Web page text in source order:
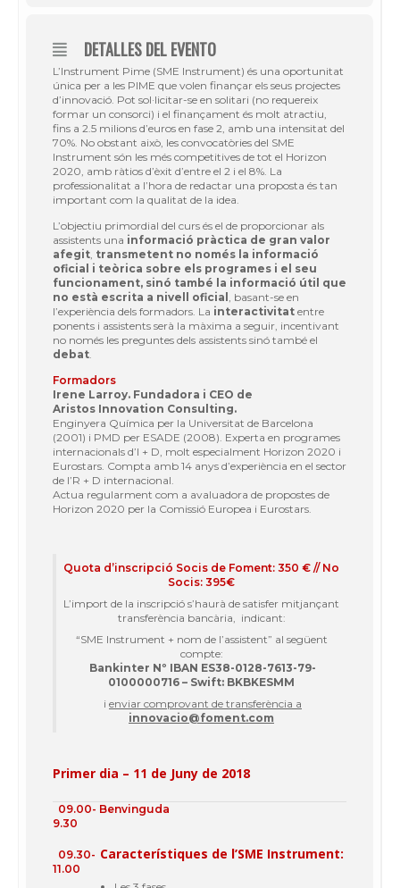
DETALLES DEL EVENTO
L’Instrument Pime (SME Instrument) és una oportunitat
única per a les PIME que volen finançar els seus projectes
d’innovació. Pot sol·licitar-se en solitari (no requereix
formar un consorci) i el finançament és molt atractiu,
fins a 2.5 milions d’euros en fase 2, amb una intensitat del
70%. No obstant això, les convocatòries del SME
Instrument són les més competitives de tot el Horizon
2020, amb ràtios d’èxit d’entre el 2 i el 8%. La
professionalitat a l’hora de redactar una proposta és tan
important com la qualitat de la idea.
L’objectiu primordial del curs és el de proporcionar als
assistents una informació pràctica de gran valor
afegit, transmetent no només la informació
oficial i teòrica sobre els programes i el seu
funcionament, sinó també la informació útil que
no està escrita a nivell oficial , basant-se en
l’experiència dels formadors. La interactivitat entre
ponents i assistents serà la màxima a seguir, incentivant
no només les preguntes dels assistents sinó també el
debat.
Formadors
Irene Larroy. Fundadora i CEO de
Aristos Innovation Consulting.
Enginyera Química per la Universitat de Barcelona
(2001) i PMD per ESADE (2008). Experta en programes
internacionals d’I + D, molt especialment Horizon 2020 i
Eurostars. Compta amb 14 anys d’experiència en el sector
de l’R + D internacional.
Actua regularment com a avaluadora de propostes de
Horizon 2020 per la Comissió Europea i Eurostars.
Quota d’inscripció Socis de Foment: 350 € // No
Socis: 395€
L’import de la inscripció s’haurà de satisfer mitjançant
transferència bancària, indicant:
“SME Instrument + nom de l’assistent” al següent
compte:
Bankinter Nº IBAN ES38-0128-7613-79-
0100000716 – Swift: BKBKESMM
i enviar comprovant de transferència a
innovacio@foment.com
Primer dia – 11 de Juny de 2018
09.00-
9.30
Benvinguda
09.30-
11.00
Característiques de l’SME Instrument: